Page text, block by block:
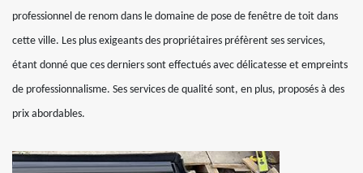
professionnel de renom dans le domaine de pose de fenêtre de toit dans
cette ville. Les plus exigeants des propriétaires préfèrent ses services,
étant donné que ces derniers sont effectués avec délicatesse et empreints
de professionnalisme. Ses services de qualité sont, en plus, proposés à des
prix abordables.